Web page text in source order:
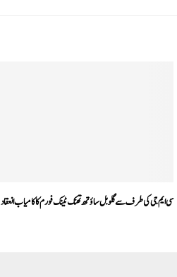
سی ایم جی کی طرف سے گلوبل ساؤتھ تھنک ٹینک فورم کا کامیاب انعقاد